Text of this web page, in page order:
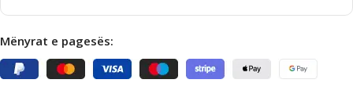
Mënyrat e pagesës: